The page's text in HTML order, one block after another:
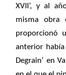
XVII’, y al
misma obra
proporcionó
anterior
Degrain’ en